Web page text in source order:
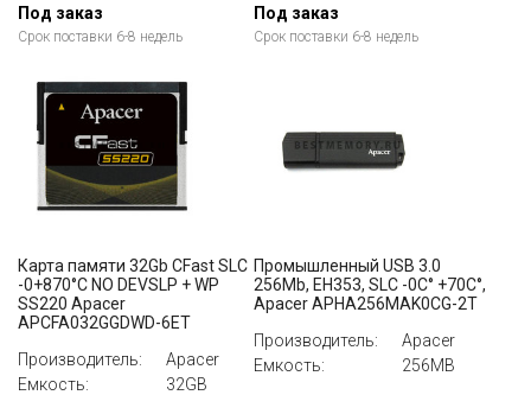
Под заказ
Срок поставки 6-8 недель
Под заказ
Срок поставки 6-8 недель
Карта памяти 32Gb CFast SLC
-0+870°C NO DEVSLP + WP
SS220 Apacer
APCFA032GGDWD-6ET
Производитель:
Apacer
Емкость:
32GB
Промышленный USB 3.0
256Mb, EH353, SLC -0C° +70C°,
Apacer APHA256MAK0CG-2T
Производитель:
Apacer
Емкость:
256MB